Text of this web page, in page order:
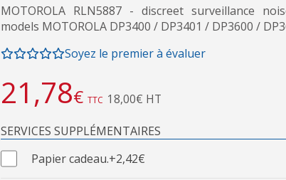
MOTOROLA RLN5887 - discreet surveillance
models MOTOROLA DP3400 / DP3401 / DP3600 /
Soyez le premier à évaluer
21,78€ TTC 18,00€ HT
SERVICES SUPPLÉMENTAIRES
Papier cadeau.+2,42€